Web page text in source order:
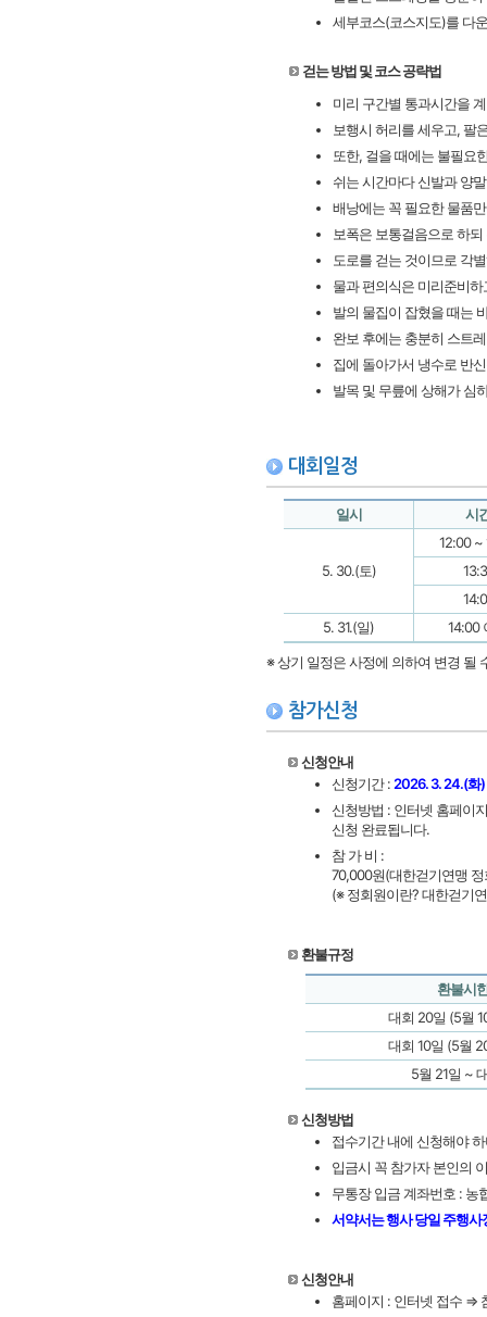
세부코스(코스지도)를 다
걷는 방법 및 코스 공략법
미리 구간별 통과시간을
보행시 허리를 세우고, 팔
또한, 걸을 때에는 불필요
쉬는 시간마다 신발과 양
배낭에는 꼭 필요한 물품
보폭은 보통걸음으로 하
도로를 걷는 것이므로 각
물과 편의식은 미리준비
발의 물집이 잡혔을 때는
완보 후에는 충분히 스트
집에 돌아가서 냉수로 반
발목 및 무릎에 상해가 심
대회일정
일시 시
5. 30.(토)
12:00 ~
5. 31.(일)
14:00
※ 상기 일정은 사정에 의하여 변경 될
참가신청
신청안내
신청기간 : 2026. 3. 24.(화
신청방법 : 인터넷 홈페이
신청 완료됩니다.
참 가 비 :
70,000원(대한걷기연맹
(※ 정회원이란? 대한걷기
환불규정
환불시
대회 20일 (5월
대회 10일 (5월
5월 21일 ~
신청방법
접수기간 내에 신청해야
입금시 꼭 참가자 본인의
무통장 입금 계좌번호 : 농
서약서는 행사 당일 주행사
신청안내
홈페이지 : 인터넷 접수 ⇒